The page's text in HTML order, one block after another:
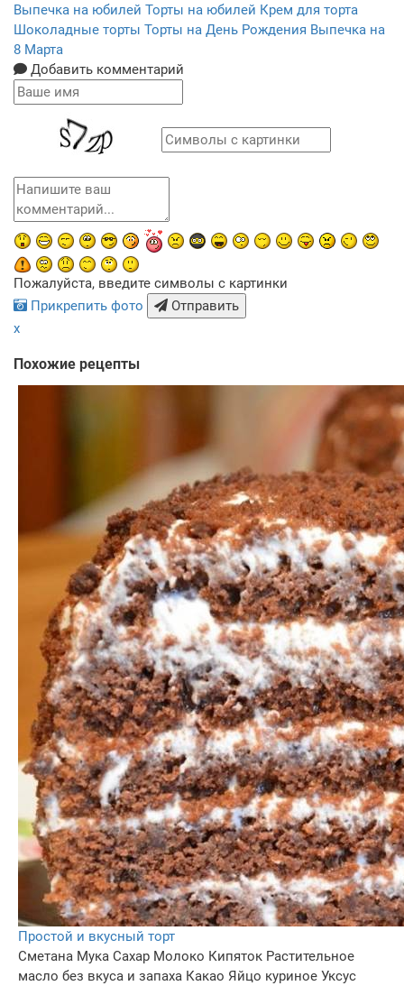
Выпечка на юбилей Торты на юбилей Крем для торта
Шоколадные торты Торты на День Рождения Выпечка на
8 Марта
Добавить комментарий
Пожалуйста, введите символы с картинки
Прикрепить фото
Отправить
x
Похожие рецепты
Простой и вкусный торт
Сметана Мука Сахар Молоко Кипяток Растительное
масло без вкуса и запаха Какао Яйцо куриное Уксус